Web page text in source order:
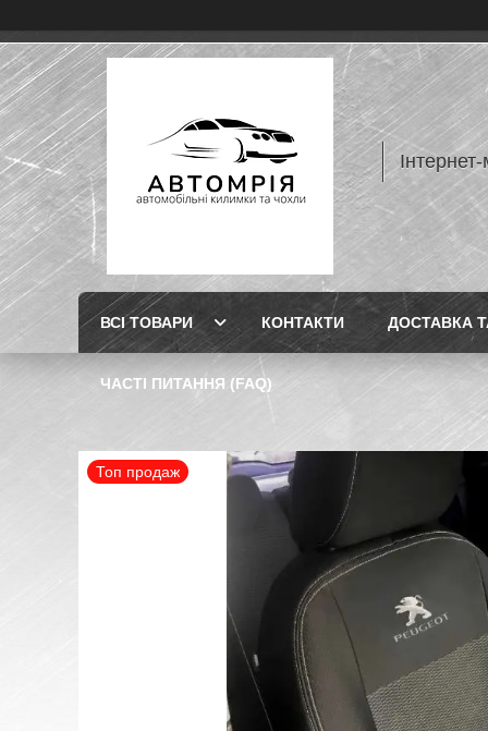
ВСІ ТОВАРИ КОНТАКТИ ДОСТАВКА
ЧАСТІ ПИТАННЯ (FAQ)
Топ продаж